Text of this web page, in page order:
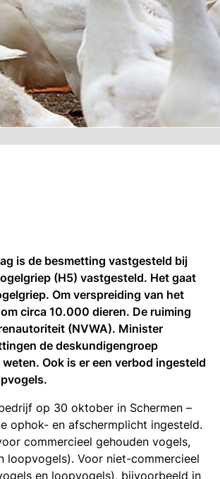
is de besmetting vastgesteld bij
(H5) vastgesteld. Het gaat
Om verspreiding van het
circa 10.000 dieren. De ruiming
(NVWA). Minister
de deskundigengroep
Ook is er een verbod ingesteld
op 30 oktober in Schermen –
ophok- en afschermplicht ingesteld.
commercieel gehouden vogels,
loopvogels). Voor niet-commercieel
en loopvogels), bijvoorbeeld in